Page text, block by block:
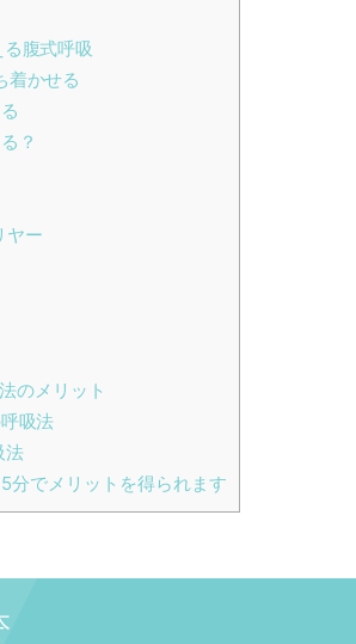
腹式呼吸
着かせる
？
ヤー
のメリット
吸法
法
分でメリットを得られます